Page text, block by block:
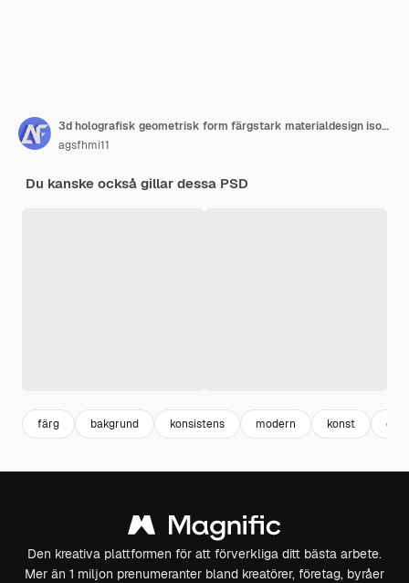
3d holografisk geometrisk form färgstark materialdesign isolerad
agsfhmi11
Du kanske också gillar dessa PSD
färg bakgrund konsistens modern konst
Den kreativa plattformen för att förverkliga ditt bästa arbete.
Mer än 1 miljon prenumeranter bland kreatörer, företag, byråer